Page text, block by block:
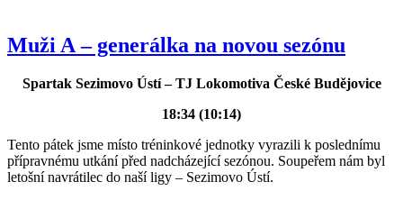
Muži A – generálka na novou sezónu
Spartak Sezimovo Ústí – TJ Lokomotiva České Budějovice
18:34 (10:14)
Tento pátek jsme místo tréninkové jednotky vyrazili k poslednímu
přípravnému utkání před nadcházející sezónou. Soupeřem nám byl
letošní navrátilec do naší ligy – Sezimovo Ústí.